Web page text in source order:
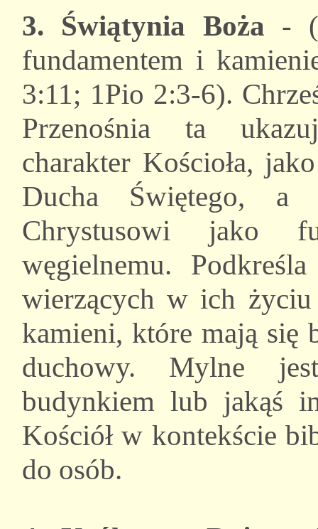
3. Świątynia Boża -
fundamentem i
3:11; 1Pio 2:3-6).
Przenośnia ta
charakter Kościoła,
Ducha Świętego, a
Chrystusowi jako
węgielnemu.
wierzących w ich
kamieni, które mają się
duchowy. Mylne
budynkiem lub jakąś
Kościół w kontekście
do osób.